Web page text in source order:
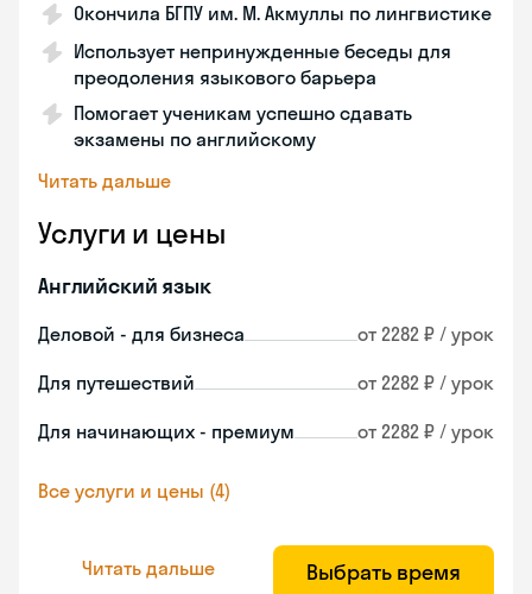
Окончила БГПУ им. М. Акмуллы по лингвистике
Использует непринужденные беседы для
преодоления языкового барьера
Помогает ученикам успешно сдавать
экзамены по английскому
Читать дальше
Услуги и цены
Английский язык
Деловой - для бизнеса от 2282 ₽ / урок
Для путешествий от 2282 ₽ / урок
Для начинающих - премиум от 2282 ₽ / урок
Все услуги и цены (4)
Читать дальше Выбрать время